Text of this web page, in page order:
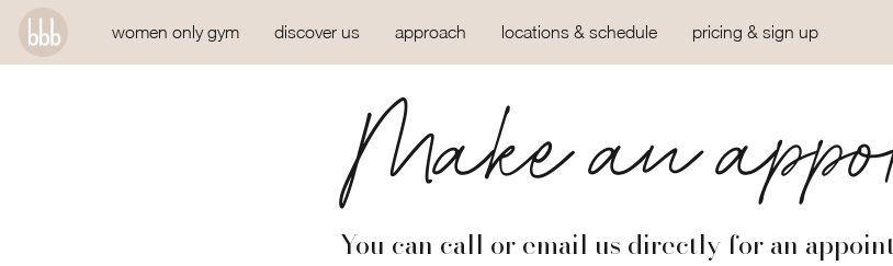
women only gym discover us approach locations & schedule pricing & sign up
Make an
You can call or email us directly for an